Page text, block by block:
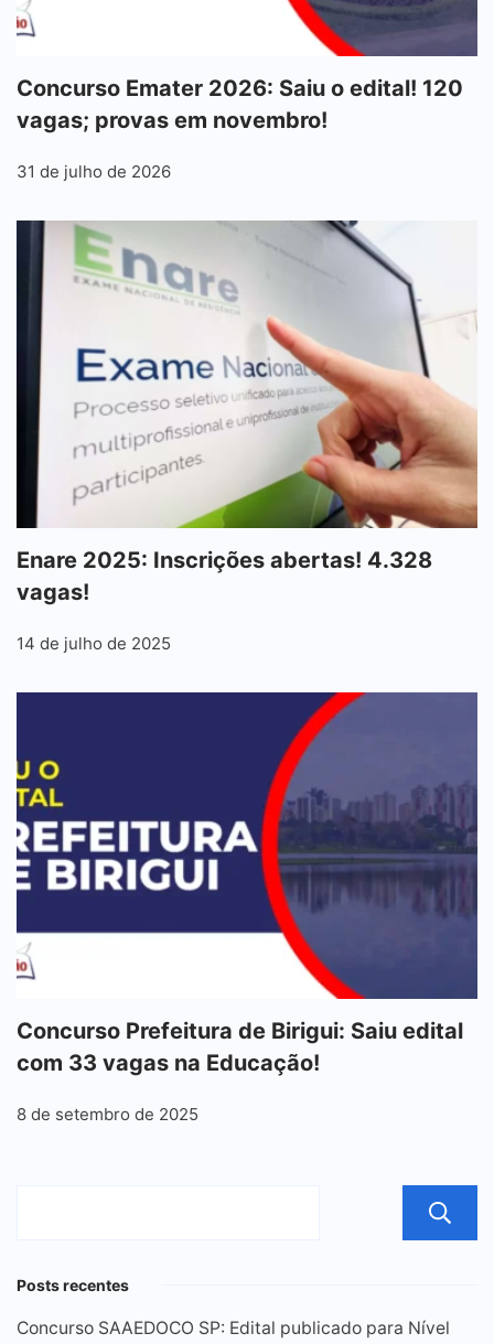
Concurso Emater 2026: Saiu o edital! 120
vagas; provas em novembro!
31 de julho de 2026
Enare 2025: Inscrições abertas! 4.328
vagas!
14 de julho de 2025
Concurso Prefeitura de Birigui: Saiu edital
com 33 vagas na Educação!
8 de setembro de 2025
Posts recentes
Concurso SAAEDOCO SP: Edital publicado para Nível